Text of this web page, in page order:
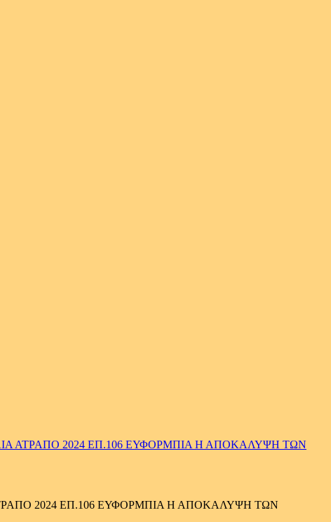
ΑΤΡΑΠΟ 2024 ΕΠ.106 ΕΥΦΟΡΜΠΙΑ Η ΑΠΟΚΑΛΥΨΗ ΤΩΝ
2024 ΕΠ.106 ΕΥΦΟΡΜΠΙΑ Η ΑΠΟΚΑΛΥΨΗ ΤΩΝ